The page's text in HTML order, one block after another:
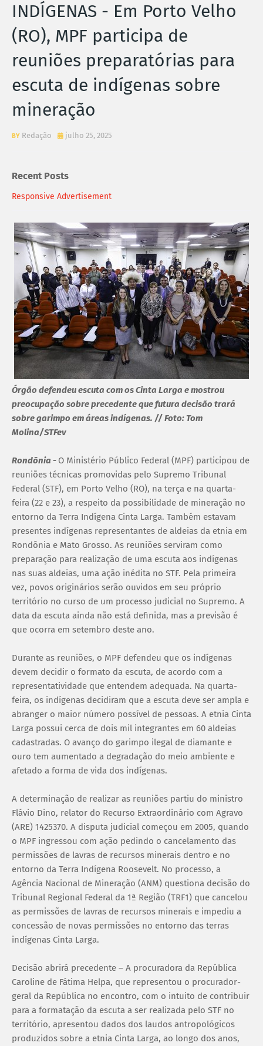
INDÍGENAS - Em Porto Velho
(RO), MPF participa de
reuniões preparatórias para
escuta de indígenas sobre
mineração
Redação julho 25, 2025
Recent Posts
Responsive Advertisement
Órgão defendeu escuta com os Cinta Larga e mostrou
preocupação sobre precedente que futura decisão trará
sobre garimpo em áreas indígenas. // Foto: Tom
Molina/STFev
Rondõnia - O Ministério Público Federal (MPF) participou de
reuniões técnicas promovidas pelo Supremo Tribunal
Federal (STF), em Porto Velho (RO), na terça e na quarta-
feira (22 e 23), a respeito da possibilidade de mineração no
entorno da Terra Indígena Cinta Larga. Também estavam
presentes indígenas representantes de aldeias da etnia em
Rondônia e Mato Grosso. As reuniões serviram como
preparação para realização de uma escuta aos indígenas
nas suas aldeias, uma ação inédita no STF. Pela primeira
vez, povos originários serão ouvidos em seu próprio
território no curso de um processo judicial no Supremo. A
data da escuta ainda não está definida, mas a previsão é
que ocorra em setembro deste ano.
Durante as reuniões, o MPF defendeu que os indígenas
devem decidir o formato da escuta, de acordo com a
representatividade que entendem adequada. Na quarta-
feira, os indígenas decidiram que a escuta deve ser ampla e
abranger o maior número possível de pessoas. A etnia Cinta
Larga possui cerca de dois mil integrantes em 60 aldeias
cadastradas. O avanço do garimpo ilegal de diamante e
ouro tem aumentado a degradação do meio ambiente e
afetado a forma de vida dos indígenas.
A determinação de realizar as reuniões partiu do ministro
Flávio Dino, relator do Recurso Extraordinário com Agravo
(ARE) 1425370. A disputa judicial começou em 2005, quando
o MPF ingressou com ação pedindo o cancelamento das
permissões de lavras de recursos minerais dentro e no
entorno da Terra Indígena Roosevelt. No processo, a
Agência Nacional de Mineração (ANM) questiona decisão do
Tribunal Regional Federal da 1ª Região (TRF1) que cancelou
as permissões de lavras de recursos minerais e impediu a
concessão de novas permissões no entorno das terras
indígenas Cinta Larga.
Decisão abrirá precedente – A procuradora da República
Caroline de Fátima Helpa, que representou o procurador-
geral da República no encontro, com o intuito de contribuir
para a formatação da escuta a ser realizada pelo STF no
território, apresentou dados dos laudos antropológicos
produzidos sobre a etnia Cinta Larga, ao longo dos anos,